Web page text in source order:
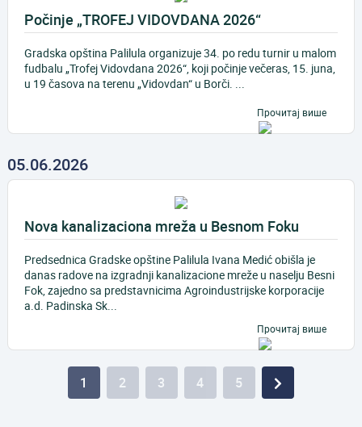
Počinje „TROFEJ VIDOVDANA 2026“
Gradska opština Palilula organizuje 34. po redu turnir u malom
fudbalu „Trofej Vidovdana 2026“, koji počinje večeras, 15. juna,
u 19 časova na terenu „Vidovdan“ u Borči. ...
Прочитај више
05.06.2026
Nova kanalizaciona mreža u Besnom Foku
Predsednica Gradske opštine Palilula Ivana Medić obišla je
danas radove na izgradnji kanalizacione mreže u naselju Besni
Fok, zajedno sa predstavnicima Agroindustrijske korporacije
a.d. Padinska Sk...
Прочитај више
1 2 3 4 5